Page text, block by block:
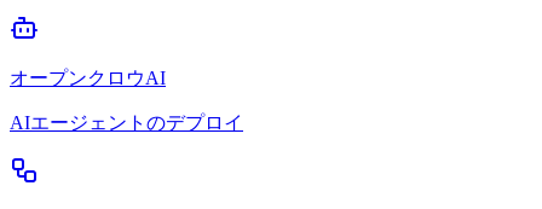
オープンクロウAI
AIエージェントのデプロイ